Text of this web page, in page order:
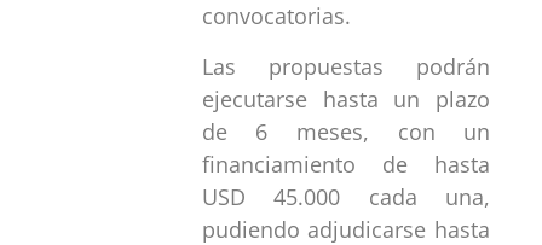
convocatorias.
Las propuestas podrán
ejecutarse hasta un plazo
de 6 meses, con un
financiamiento de hasta
USD 45.000 cada una,
pudiendo adjudicarse hasta